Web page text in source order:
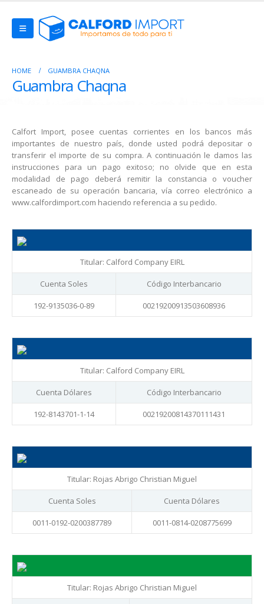
HOME GUAMBRA CHAQNA
Guambra Chaqna
Calfort Import, posee cuentas corrientes en los bancos más
importantes de nuestro país, donde usted podrá depositar o
transferir el importe de su compra. A continuación le damos las
instrucciones para un pago exitoso; no olvide que en esta
modalidad de pago deberá remitir la constancia o voucher
escaneado de su operación bancaria, vía correo electrónico a
www.calfordimport.com haciendo referencia a su pedido.
Titular: Calford Company EIRL
Cuenta Soles Código Interbancario
192-9135036-0-89 00219200913503608936
Titular: Calford Company EIRL
Cuenta Dólares Código Interbancario
192-8143701-1-14 00219200814370111431
Titular: Rojas Abrigo Christian Miguel
Cuenta Soles Cuenta Dólares
0011-0192-0200387789 0011-0814-0208775699
Titular: Rojas Abrigo Christian Miguel